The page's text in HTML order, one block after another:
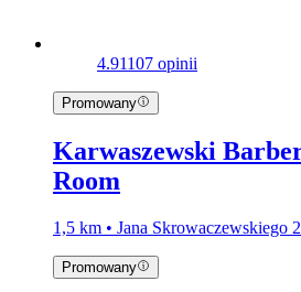
4.91107 opinii
Promowany
Karwaszewski
Room
1,5 km • Jana Skrowaczewskiego
Promowany